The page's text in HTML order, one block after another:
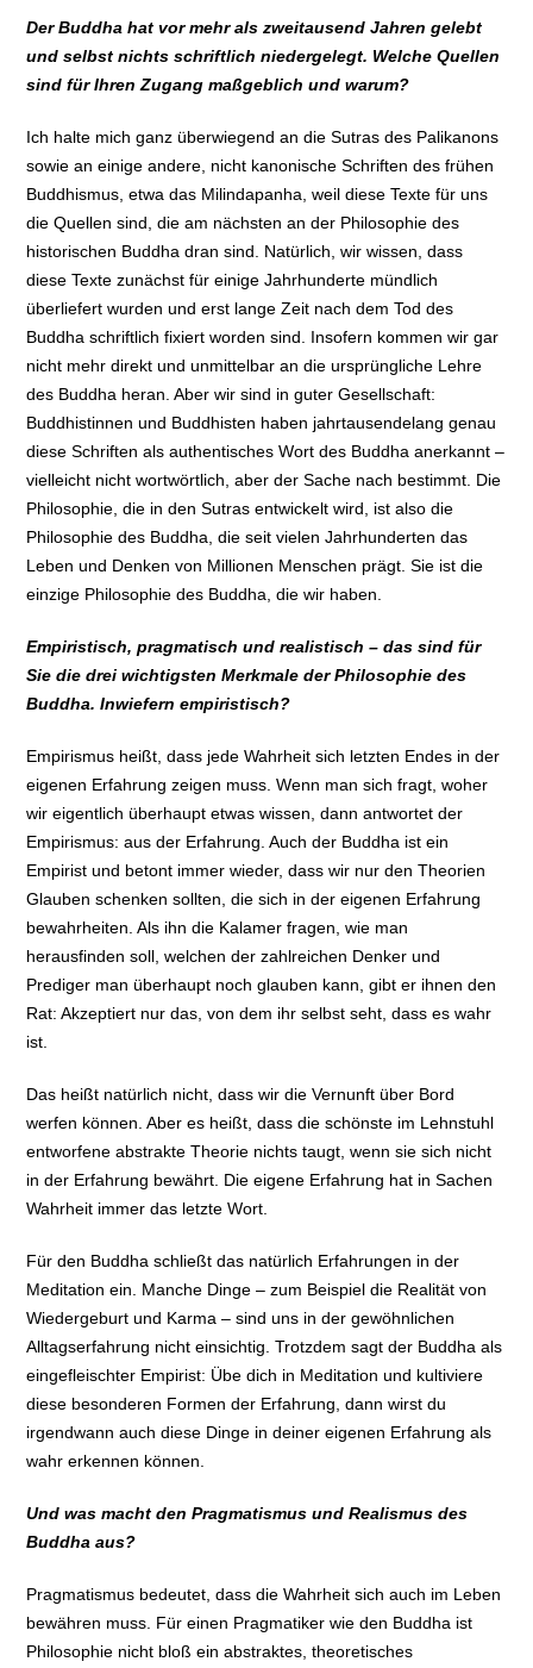
Der Buddha hat vor mehr als zweitausend Jahren gelebt
und selbst nichts schriftlich niedergelegt. Welche Quellen
sind für Ihren Zugang maßgeblich und warum?
Ich halte mich ganz überwiegend an die Sutras des Palikanons
sowie an einige andere, nicht kanonische Schriften des frühen
Buddhismus, etwa das Milindapanha, weil diese Texte für uns
die Quellen sind, die am nächsten an der Philosophie des
historischen Buddha dran sind. Natürlich, wir wissen, dass
diese Texte zunächst für einige Jahrhunderte mündlich
überliefert wurden und erst lange Zeit nach dem Tod des
Buddha schriftlich fixiert worden sind. Insofern kommen wir gar
nicht mehr direkt und unmittelbar an die ursprüngliche Lehre
des Buddha heran. Aber wir sind in guter Gesellschaft:
Buddhistinnen und Buddhisten haben jahrtausendelang genau
diese Schriften als authentisches Wort des Buddha anerkannt –
vielleicht nicht wortwörtlich, aber der Sache nach bestimmt. Die
Philosophie, die in den Sutras entwickelt wird, ist also die
Philosophie des Buddha, die seit vielen Jahrhunderten das
Leben und Denken von Millionen Menschen prägt. Sie ist die
einzige Philosophie des Buddha, die wir haben.
Empiristisch, pragmatisch und realistisch – das sind für
Sie die drei wichtigsten Merkmale der Philosophie des
Buddha. Inwiefern empiristisch?
Empirismus heißt, dass jede Wahrheit sich letzten Endes in der
eigenen Erfahrung zeigen muss. Wenn man sich fragt, woher
wir eigentlich überhaupt etwas wissen, dann antwortet der
Empirismus: aus der Erfahrung. Auch der Buddha ist ein
Empirist und betont immer wieder, dass wir nur den Theorien
Glauben schenken sollten, die sich in der eigenen Erfahrung
bewahrheiten. Als ihn die Kalamer fragen, wie man
herausfinden soll, welchen der zahlreichen Denker und
Prediger man überhaupt noch glauben kann, gibt er ihnen den
Rat: Akzeptiert nur das, von dem ihr selbst seht, dass es wahr
ist.
Das heißt natürlich nicht, dass wir die Vernunft über Bord
werfen können. Aber es heißt, dass die schönste im Lehnstuhl
entworfene abstrakte Theorie nichts taugt, wenn sie sich nicht
in der Erfahrung bewährt. Die eigene Erfahrung hat in Sachen
Wahrheit immer das letzte Wort.
Für den Buddha schließt das natürlich Erfahrungen in der
Meditation ein. Manche Dinge – zum Beispiel die Realität von
Wiedergeburt und Karma – sind uns in der gewöhnlichen
Alltagserfahrung nicht einsichtig. Trotzdem sagt der Buddha als
eingefleischter Empirist: Übe dich in Meditation und kultiviere
diese besonderen Formen der Erfahrung, dann wirst du
irgendwann auch diese Dinge in deiner eigenen Erfahrung als
wahr erkennen können.
Und was macht den Pragmatismus und Realismus des
Buddha aus?
Pragmatismus bedeutet, dass die Wahrheit sich auch im Leben
bewähren muss. Für einen Pragmatiker wie den Buddha ist
Philosophie nicht bloß ein abstraktes, theoretisches